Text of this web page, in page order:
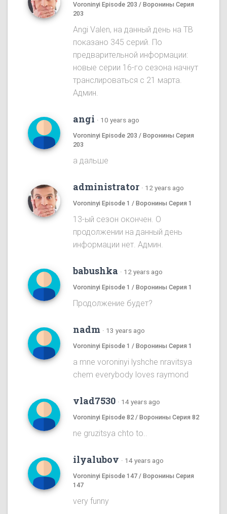
Voroninyi Episode 203 / Воронины Серия
203
Angi Valen, на данный день на ТВ
показано 345 серий. По
предварительной информации:
новые серии 16-го сезона начнут
транслироваться с 21 марта.
Админ.
angi · 10 years ago
Voroninyi Episode 203 / Воронины Серия
203
а дальше
administrator · 12 years ago
Voroninyi Episode 1 / Воронины Серия 1
13-ый сезон окончен. О
продолжении на данный день
информации нет. Админ.
babushka · 12 years ago
Voroninyi Episode 1 / Воронины Серия 1
Продолжение будет?
nadm · 13 years ago
Voroninyi Episode 1 / Воронины Серия 1
a mne voroninyi lyshche nravitsya
chem everybody loves raymond
vlad7530 · 14 years ago
Voroninyi Episode 82 / Воронины Серия 82
ne gruzitsya chto to..
ilyalubov · 14 years ago
Voroninyi Episode 147 / Воронины Серия
147
very funny